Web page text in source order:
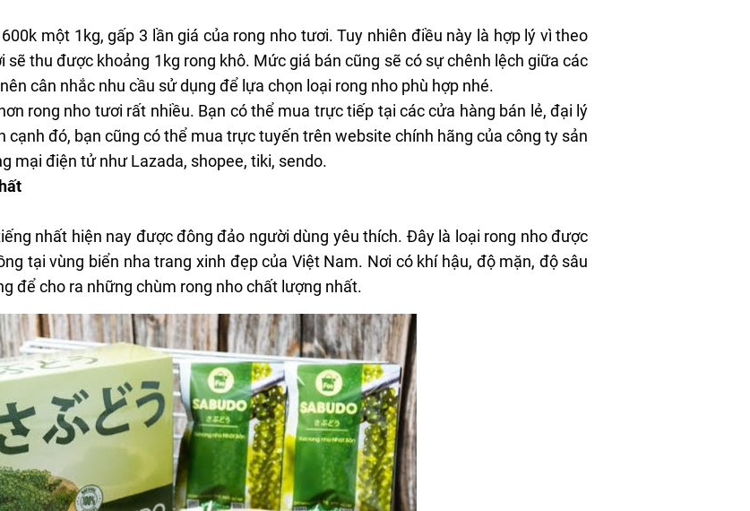
một 1kg, gấp 3 lần giá của rong nho tươi. Tuy nhiên điều này là hợp lý vì theo
thu được khoảng 1kg rong khô. Mức giá bán cũng sẽ có sự chênh lệch giữa các
cân nhắc nhu cầu sử dụng để lựa chọn loại rong nho phù hợp nhé.
rong nho tươi rất nhiều. Bạn có thể mua trực tiếp tại các cửa hàng bán lẻ, đại lý
cạnh đó, bạn cũng có thể mua trực tuyến trên website chính hãng của công ty sản
mại điện tử như Lazada, shopee, tiki, sendo.
nhất hiện nay được đông đảo người dùng yêu thích. Đây là loại rong nho được
tại vùng biển nha trang xinh đẹp của Việt Nam. Nơi có khí hậu, độ mặn, độ sâu
để cho ra những chùm rong nho chất lượng nhất.